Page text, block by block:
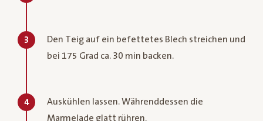
3
Den Teig auf ein befettetes Blech streichen und
bei 175 Grad ca. 30 min backen.
4
Auskühlen lassen. Währenddessen die
Marmelade glatt rühren.